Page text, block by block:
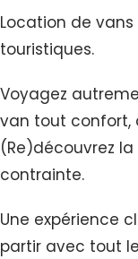
Location de
touristiques.
Voyagez
van tout confort,
(Re)découvrez
contrainte.
Une expérience
partir avec tout